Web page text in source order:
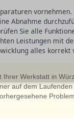
Abnahme
Sie alle
Leistungen mit
alles
Ihrer Werkstatt in
auf dem Laufenden